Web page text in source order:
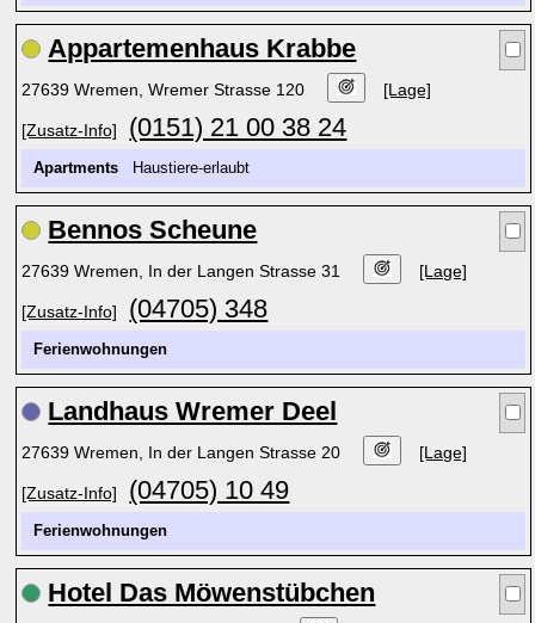
Appartemenhaus Krabbe
27639 Wremen, Wremer Strasse 120 [Lage]
[Zusatz-Info] (0151) 21 00 38 24
Apartments Haustiere-erlaubt
Bennos Scheune
27639 Wremen, In der Langen Strasse 31 [Lage]
[Zusatz-Info] (04705) 348
Ferienwohnungen
Landhaus Wremer Deel
27639 Wremen, In der Langen Strasse 20 [Lage]
[Zusatz-Info] (04705) 10 49
Ferienwohnungen
Hotel Das Möwenstübchen